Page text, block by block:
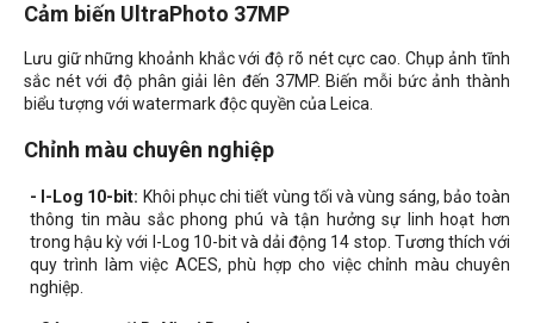
Cảm biến UltraPhoto 37MP
Lưu giữ những khoảnh khắc với độ rõ nét cực cao. Chụp ảnh tĩnh
sắc nét với độ phân giải lên đến 37MP. Biến mỗi bức ảnh thành
biểu tượng với watermark độc quyền của Leica.
Chỉnh màu chuyên nghiệp
- I-Log 10-bit: Khôi phục chi tiết vùng tối và vùng sáng, bảo toàn
thông tin màu sắc phong phú và tận hưởng sự linh hoạt hơn
trong hậu kỳ với I-Log 10-bit và dải động 14 stop. Tương thích với
quy trình làm việc ACES, phù hợp cho việc chỉnh màu chuyên
nghiệp.